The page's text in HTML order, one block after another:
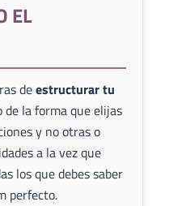
EL
deestructurar tu
de la forma que elijas
y no otras o
a la vez que
los que debes saber
perfecto.